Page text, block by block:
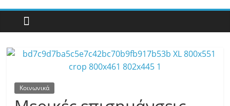
άποψη
μέχρι
Κοινωνικά